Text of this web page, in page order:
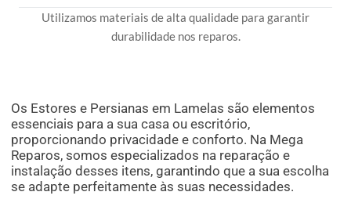
Utilizamos materiais de alta qualidade para garantir
durabilidade nos reparos.
Os Estores e Persianas em Lamelas são elementos
essenciais para a sua casa ou escritório,
proporcionando privacidade e conforto. Na Mega
Reparos, somos especializados na reparação e
instalação desses itens, garantindo que a sua escolha
se adapte perfeitamente às suas necessidades.